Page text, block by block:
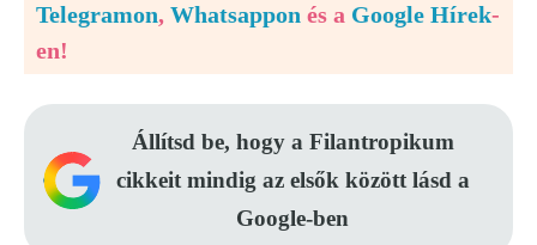
Telegramon, Whatsappon és a Google Hírek-
en!
Állítsd be, hogy a Filantropikum
cikkeit mindig az elsők között lásd a
Google-ben